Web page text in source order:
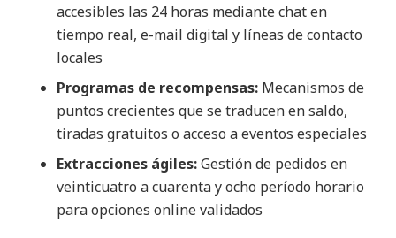
accesibles las 24 horas mediante chat en
tiempo real, e-mail digital y líneas de contacto
locales
Programas de recompensas: Mecanismos de
puntos crecientes que se traducen en saldo,
tiradas gratuitos o acceso a eventos especiales
Extracciones ágiles:Gestión de pedidos en
veinticuatro a cuarenta y ocho período horario
para opciones online validados